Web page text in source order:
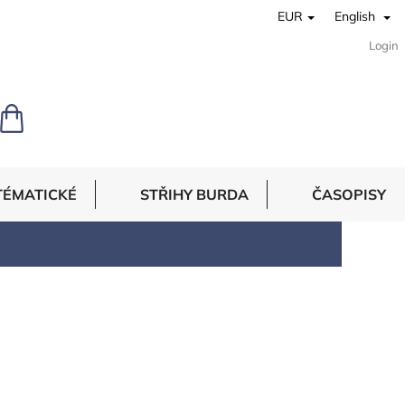
EUR English
Login
SHOPPING
CART
STŘIHY BURDA ČASOPISY